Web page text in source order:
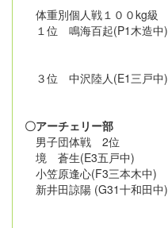
体重別個人戦１００kg級
１位 鳴海百起(P1木造中)
３位 中沢陸人(E1三戸中)
〇アーチェリー部
男子団体戦 2位
境 蒼生(E3五戸中)
小笠原逢心(F3三本木中)
新井田諒陽 (G31十和田中)